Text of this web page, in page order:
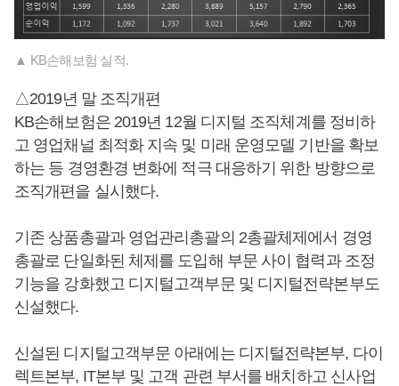
▲ KB손해보험 실적.
△2019년 말 조직개편
KB손해보험은 2019년 12월 디지털 조직체계를 정비하
고 영업채널 최적화 지속 및 미래 운영모델 기반을 확보
하는 등 경영환경 변화에 적극 대응하기 위한 방향으로
조직개편을 실시했다.
기존 상품총괄과 영업관리총괄의 2총괄체제에서 경영
총괄로 단일화된 체제를 도입해 부문 사이 협력과 조정
기능을 강화했고 디지털고객부문 및 디지털전략본부도
신설했다.
신설된 디지털고객부문 아래에는 디지털전략본부, 다이
렉트본부, IT본부 및 고객 관련 부서를 배치하고 신사업